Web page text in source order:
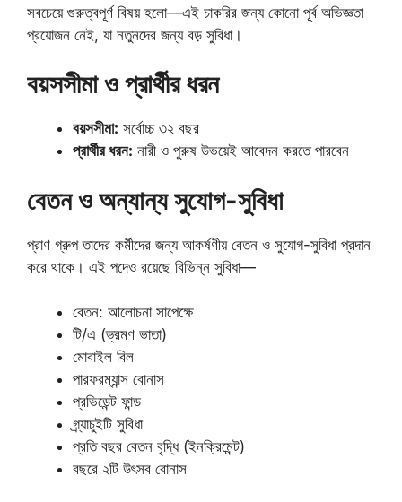
সবচেয়ে গুরুত্বপূর্ণ বিষয় হলো—এই চাকরির জন্য কোনো পূর্ব অভিজ্ঞতা
প্রয়োজন নেই, যা নতুনদের জন্য বড় সুবিধা।
বয়সসীমা ও প্রার্থীর ধরন
বয়সসীমা: সর্বোচ্চ ৩২ বছর
প্রার্থীর ধরন: নারী ও পুরুষ উভয়েই আবেদন করতে পারবেন
বেতন ও অন্যান্য সুযোগ-সুবিধা
প্রাণ গ্রুপ তাদের কর্মীদের জন্য আকর্ষণীয় বেতন ও সুযোগ-সুবিধা প্রদান
করে থাকে। এই পদেও রয়েছে বিভিন্ন সুবিধা—
বেতন: আলোচনা সাপেক্ষে
টি/এ (ভ্রমণ ভাতা)
মোবাইল বিল
পারফরম্যান্স বোনাস
প্রভিডেন্ট ফান্ড
গ্র্যাচুইটি সুবিধা
প্রতি বছর বেতন বৃদ্ধি (ইনক্রিমেন্ট)
বছরে ২টি উৎসব বোনাস